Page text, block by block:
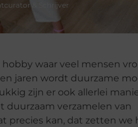
& Schrijver
waar veel mensen
jaren wordt duurzame
zijn er ook allerlei
duurzaam verzamelen van
precies kan, dat zetten we